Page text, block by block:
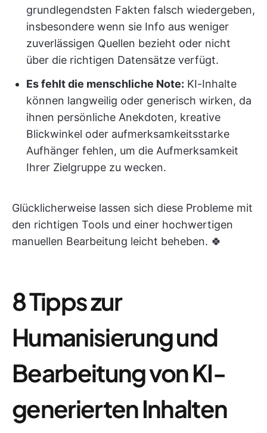
grundlegendsten Fakten falsch wiedergeben,
insbesondere wenn sie Info aus weniger
zuverlässigen Quellen bezieht oder nicht
über die richtigen Datensätze verfügt.
Es fehlt die menschliche Note: KI-Inhalte
können langweilig oder generisch wirken, da
ihnen persönliche Anekdoten, kreative
Blickwinkel oder aufmerksamkeitsstarke
Aufhänger fehlen, um die Aufmerksamkeit
Ihrer Zielgruppe zu wecken.
Glücklicherweise lassen sich diese Probleme mit
den richtigen Tools und einer hochwertigen
manuellen Bearbeitung leicht beheben. 🍀
8 Tipps zur
Humanisierung und
Bearbeitung von KI-
generierten Inhalten